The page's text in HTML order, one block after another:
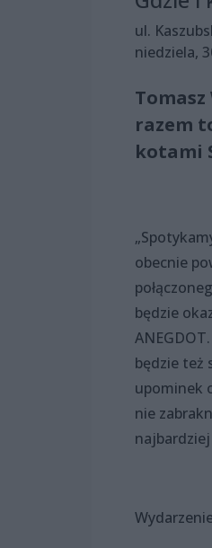
ul.
niedziela,
razem
kotami
obecnie
będzie
będzie też
upominek
nie